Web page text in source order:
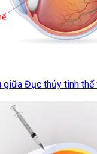
giữa Đục thủy tinh thể